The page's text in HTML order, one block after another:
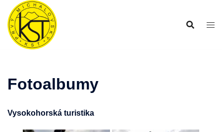
Preskočiť
obsah
Fotoalbumy
Vysokohorská turistika